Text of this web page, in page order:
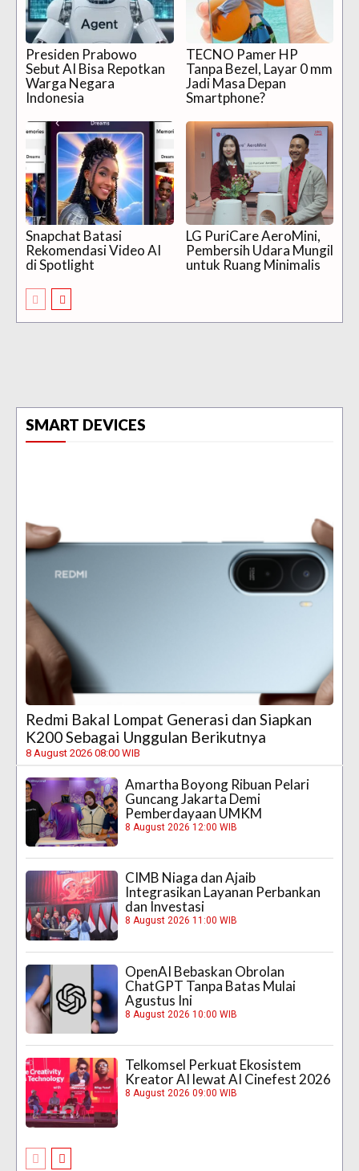
Presiden Prabowo
Sebut AI Bisa Repotkan
Warga Negara
Indonesia
TECNO Pamer HP
Tanpa Bezel, Layar 0 mm
Jadi Masa Depan
Smartphone?
Snapchat Batasi
Rekomendasi Video AI
di Spotlight
LG PuriCare AeroMini,
Pembersih Udara Mungil
untuk Ruang Minimalis
SMART DEVICES
Redmi Bakal Lompat Generasi dan Siapkan
K200 Sebagai Unggulan Berikutnya
8 August 2026 08:00 WIB
Amartha Boyong Ribuan Pelari
Guncang Jakarta Demi
Pemberdayaan UMKM
8 August 2026 12:00 WIB
CIMB Niaga dan Ajaib
Integrasikan Layanan Perbankan
dan Investasi
8 August 2026 11:00 WIB
OpenAI Bebaskan Obrolan
ChatGPT Tanpa Batas Mulai
Agustus Ini
8 August 2026 10:00 WIB
Telkomsel Perkuat Ekosistem
Kreator AI lewat AI Cinefest 2026
8 August 2026 09:00 WIB